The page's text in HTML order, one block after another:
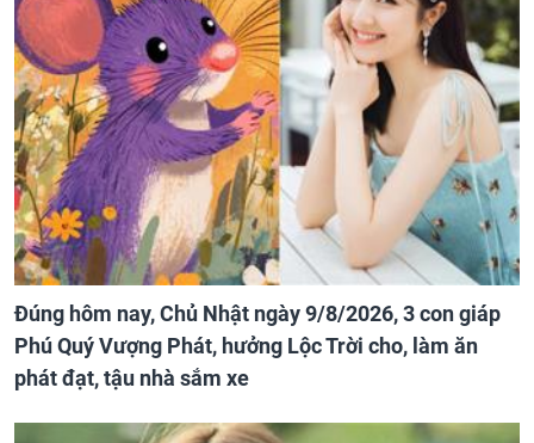
Đúng hôm nay, Chủ Nhật ngày 9/8/2026, 3 con giáp
Phú Quý Vượng Phát, hưởng Lộc Trời cho, làm ăn
phát đạt, tậu nhà sắm xe